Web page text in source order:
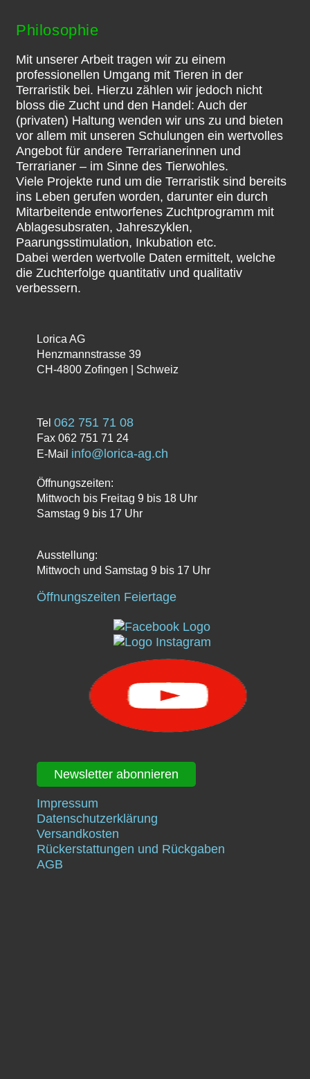
Philosophie
Mit unserer Arbeit tragen wir zu einem
professionellen Umgang mit Tieren in der
Terraristik bei. Hierzu zählen wir jedoch nicht
bloss die Zucht und den Handel: Auch der
(privaten) Haltung wenden wir uns zu und bieten
vor allem mit unseren Schulungen ein wertvolles
Angebot für andere Terrarianerinnen und
Terrarianer – im Sinne des Tierwohles.
Viele Projekte rund um die Terraristik sind bereits
ins Leben gerufen worden, darunter ein durch
Mitarbeitende entworfenes Zuchtprogramm mit
Ablagesubsraten, Jahreszyklen,
Paarungsstimulation, Inkubation etc.
Dabei werden wertvolle Daten ermittelt, welche
die Zuchterfolge quantitativ und qualitativ
verbessern.
Lorica AG
Henzmannstrasse 39
CH-4800 Zofingen | Schweiz
Tel 062 751 71 08
Fax 062 751 71 24
E-Mail info@lorica-ag.ch
Öffnungszeiten:
Mittwoch bis Freitag 9 bis 18 Uhr
Samstag 9 bis 17 Uhr
Ausstellung:
Mittwoch und Samstag 9 bis 17 Uhr
Öffnungszeiten Feiertage
Newsletter abonnieren
Impressum
Datenschutzerklärung
Versandkosten
Rückerstattungen und Rückgaben
AGB